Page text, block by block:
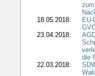
18.05.2018:
23.04.2018:
die
22.03.2018: